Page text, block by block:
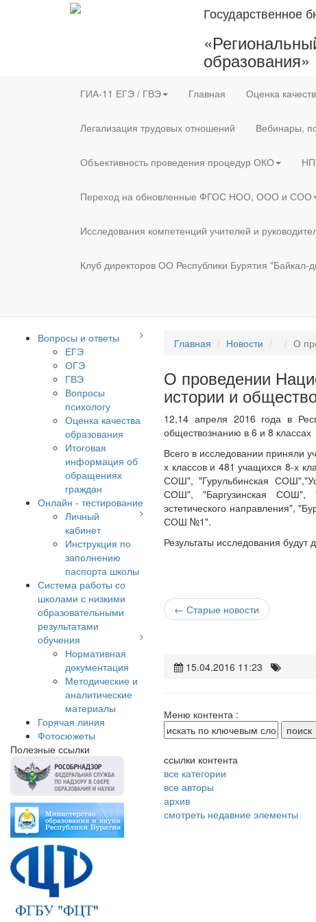
Государственное
образования»
ГИА-11 ЕГЭ / ГВЭ Главная Оценка
Легализация трудовых отношений Вебинары,
Объективность проведения процедур ОКО
Переход на обновленные ФГОС НОО, ООО и СОО
Исследования компетенций учителей и
Клуб директоров ОО Республики Бурятия "Байкал-
Вопросы и ответы
ЕГЭ
ОГЭ
ГВЭ
Вопросы
психологу
Оценка качества
образования
Итоговая
информация об
обращениях
граждан
Онлайн - тестирование
Личный
кабинет
Инструкция по
заполнению
паспорта школы
Система работы со
школами с низкими
образовательными
результатами
обучения
Нормативная
документация
Методические и
аналитические
материалы
Горячая линия
Фотосюжеты
Полезные ссылки
Главная Новости О
О проведении
истории и
12,14 апреля 2016 года в
обществознанию в 6 и 8 классах
Всего в исследовании приняли
х классов и 481 учащихся 8-х
СОШ", "Гурульбинская
СОШ", "Баргузинская СОШ",
эстетического направления",
СОШ №1".
Результаты исследования будут
← Старые новости
15.04.2016 11:23
Меню контента :
ссылки контента
все категории
все авторы
архив
смотреть недавние элементы